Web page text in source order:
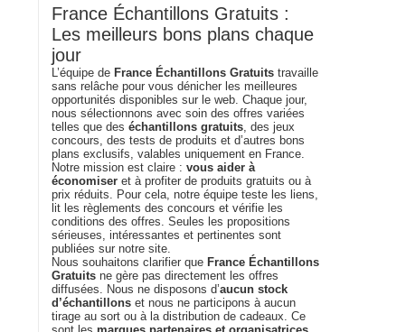
France Échantillons Gratuits :
Les meilleurs bons plans chaque
jour
L’équipe de France Échantillons Gratuits travaille
sans relâche pour vous dénicher les meilleures
opportunités disponibles sur le web. Chaque jour,
nous sélectionnons avec soin des offres variées
telles que des échantillons gratuits, des jeux
concours, des tests de produits et d’autres bons
plans exclusifs, valables uniquement en France.
Notre mission est claire : vous aider à
économiser et à profiter de produits gratuits ou à
prix réduits. Pour cela, notre équipe teste les liens,
lit les règlements des concours et vérifie les
conditions des offres. Seules les propositions
sérieuses, intéressantes et pertinentes sont
publiées sur notre site.
Nous souhaitons clarifier que France Échantillons
Gratuits ne gère pas directement les offres
diffusées. Nous ne disposons d’aucun stock
d’échantillons et nous ne participons à aucun
tirage au sort ou à la distribution de cadeaux. Ce